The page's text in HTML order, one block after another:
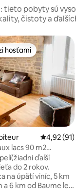
tieto pobyty sú
čistoty a
hosťami
hosťami
4,92 (91)
lacs 90 m2
ďalší
do 2 rokov.
na úpätí viníc, 5 km
a 6 km od Baume les